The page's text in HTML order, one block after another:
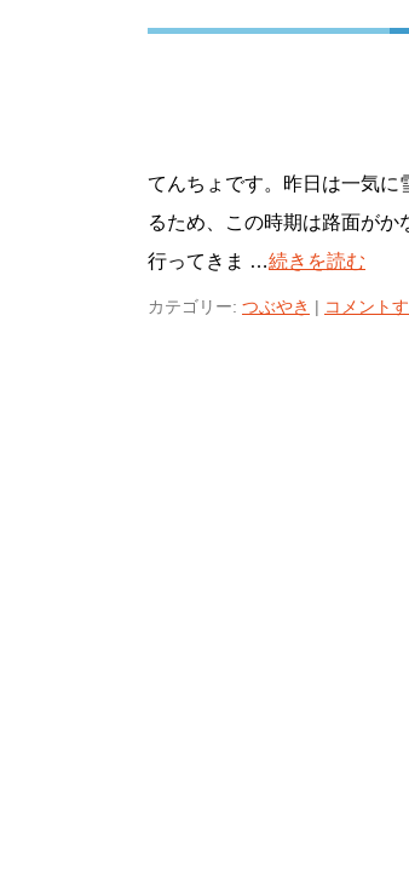
てんちょです。昨日は一気に
るため、この時期は路面が
行ってきま …続きを読む
カテゴリー: つぶやき | コメント